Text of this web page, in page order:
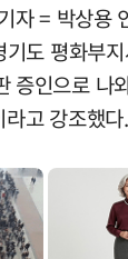
자 = 박상용
도 평화부
증인으로 나
고 강조했다.